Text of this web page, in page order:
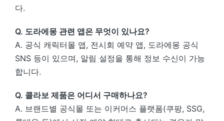
다.
Q. 도라에몽 관련 앱은 무엇이 있나요?
A. 공식 캐릭터몰 앱, 전시회 예약 앱, 도라에몽 공식
SNS 등이 있으며, 알림 설정을 통해 정보 수신이 가능
합니다.
Q. 콜라보 제품은 어디서 구매하나요?
A. 브랜드별 공식몰 또는 이커머스 플랫폼(쿠팡, SSG,